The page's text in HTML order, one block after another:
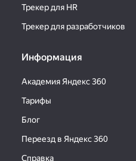
Трекер для HR
Трекер для разработчиков
Информация
Академия Яндекс 360
Тарифы
Блог
Переезд в Яндекс 360
Справка